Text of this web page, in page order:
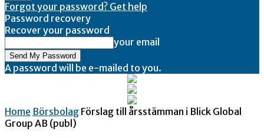
Forgot your password? Get help
Password recovery
Recover your password
your email
A password will be e-mailed to you.
Home Börsbolag Förslag till årsstämman i Blick Global
Group AB (publ)